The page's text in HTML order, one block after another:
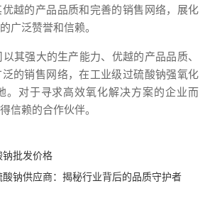
越的产品品质和完善的销售网络，展化
广泛赞誉和信赖。
其强大的生产能力、优越的产品品质、
的销售网络，在工业级过硫酸钠强氧化
。对于寻求高效氧化解决方案的企业而
信赖的合作伙伴。‍
钠批发价格
酸钠供应商：揭秘行业背后的品质守护者